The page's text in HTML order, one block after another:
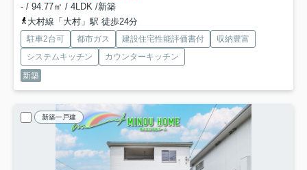
- / 94.77㎡ / 4LDK /新築
大村線「大村」駅 徒歩24分
駐車2台可 都市ガス 建設住宅性能評価書付
収納豊富
システムキッチン
カウンターキッチン
新築
新築一戸建